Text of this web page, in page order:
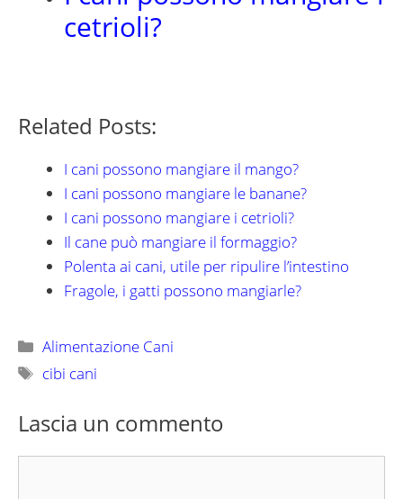
cetrioli?
Related Posts:
I cani possono mangiare il mango?
I cani possono mangiare le banane?
I cani possono mangiare i cetrioli?
Il cane può mangiare il formaggio?
Polenta ai cani, utile per ripulire l’intestino
Fragole, i gatti possono mangiarle?
Categorie
Alimentazione Cani
Tag
cibi cani
Lascia un commento